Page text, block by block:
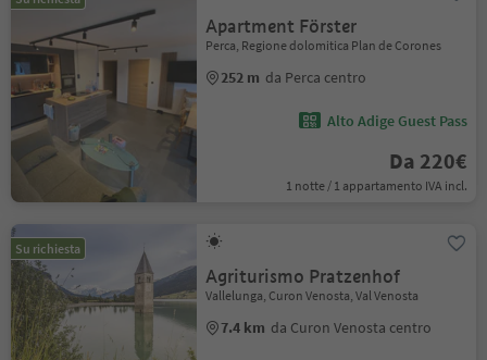
Apartment Förster
Perca, Regione dolomitica Plan de Corones
252 m da Perca centro
Alto Adige Guest Pass
Da 220€
1 notte / 1 appartamento IVA incl.
Su richiesta
Agriturismo Pratzenhof
Vallelunga, Curon Venosta, Val Venosta
7.4 km da Curon Venosta centro